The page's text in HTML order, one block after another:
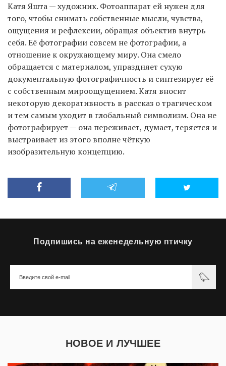
Катя Яшта — художник. Фотоаппарат ей нужен для
того, чтобы снимать собственные мысли, чувства,
ощущения и рефлексии, обращая объектив внутрь
себя. Её фотографии совсем не фотографии, а
отношение к окружающему миру. Она смело
обращается с материалом, упраздняет сухую
документальную фотографичность и синтезирует её
с собственным мироощущением. Катя вносит
некоторую декоративность в рассказ о трагическом
и тем самым уходит в глобальный символизм. Она не
фотографирует — она переживает, думает, теряется и
выстраивает из этого вполне чёткую
изобразительную концепцию.
Подпишись на еженедельную птичку
НОВОЕ И ЛУЧШЕЕ